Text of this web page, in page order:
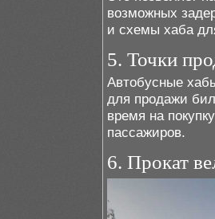
возможных
и схемы хаба
5. Точки
Автобусные
для продажи
время на
пассажиров.
6. Прокат